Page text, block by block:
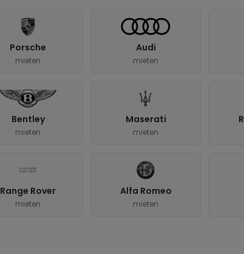
Porsche
mieten
Audi
mieten
Bentley
mieten
Maserati
mieten
Range Rover
mieten
Alfa Romeo
mieten